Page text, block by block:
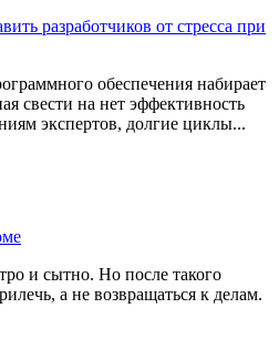
разработчиков от стресса при
обеспечения набирает
свести на нет эффективность
экспертов, долгие циклы...
и сытно. Но после такого
а не возвращаться к делам.